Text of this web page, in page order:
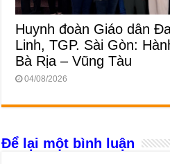
Huynh đoàn Giáo dân
Linh, TGP. Sài Gòn:
Bà Rịa – Vũng Tàu
04/08/2026
Để lại một bình luận